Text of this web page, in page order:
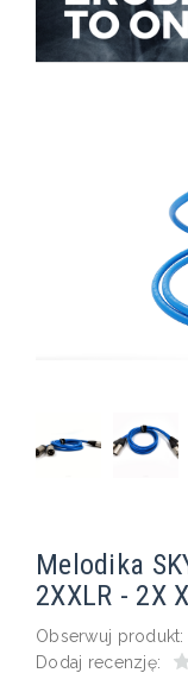
Melodika
2XXLR - 2X
Obserwuj produkt:
Dodaj recenzję: